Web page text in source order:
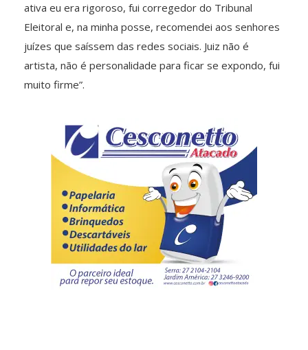
ativa eu era rigoroso, fui corregedor do Tribunal
Eleitoral e, na minha posse, recomendei aos senhores
juízes que saíssem das redes sociais. Juiz não é
artista, não é personalidade para ficar se expondo, fui
muito firme”.